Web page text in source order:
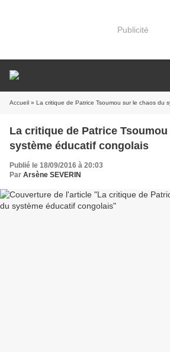
Publicité
Accueil » La critique de Patrice Tsoumou sur le chaos du
La critique de Patrice
système éducatif congolais
Publié le 18/09/2016 à 20:03
Par Arsène SEVERIN